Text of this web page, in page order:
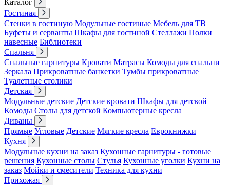
Каталог
Гостиная
Стенки в гостиную Модульные гостиные Мебель для ТВ
Буфеты и серванты Шкафы для гостиной Стеллажи Полки
навесные Библиотеки
Спальня
Спальные гарнитуры Кровати Матрасы Комоды для спальни
Зеркала Прикроватные банкетки Тумбы прикроватные
Туалетные столики
Детская
Модульные детские Детские кровати Шкафы для детской
Комоды Столы для детской Компьютерные кресла
Диваны
Прямые Угловые Детские Мягкие кресла Еврокнижки
Кухня
Модульные кухни на заказ Кухонные гарнитуры - готовые
решения Кухонные столы Стулья Кухонные уголки Кухни на
заказ Мойки и смесители Техника для кухни
Прихожая